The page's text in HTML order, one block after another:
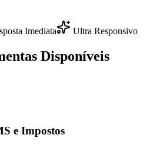
Imediata Ultra Responsivo
Disponíveis
e Impostos